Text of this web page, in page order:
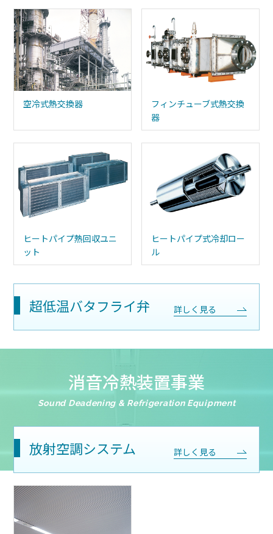
空冷式熱交換器
フィンチューブ式熱交換
器
ヒートパイプ熱回収ユニ
ット
ヒートパイプ式冷却ロー
ル
超低温バタフライ弁 詳しく見る
消音冷熱装置事業
Sound Deadening & Refrigeration Equipment
放射空調システム 詳しく見る